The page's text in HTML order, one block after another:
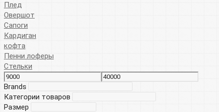
Плед
Овершот
Сапоги
Кардиган
кофта
Пенни лоферы
Стельки
Brands
Категории товаров
Размер